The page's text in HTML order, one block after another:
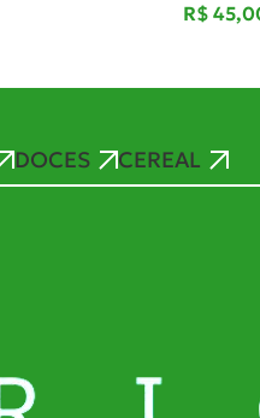
R$
DOCES CEREAL